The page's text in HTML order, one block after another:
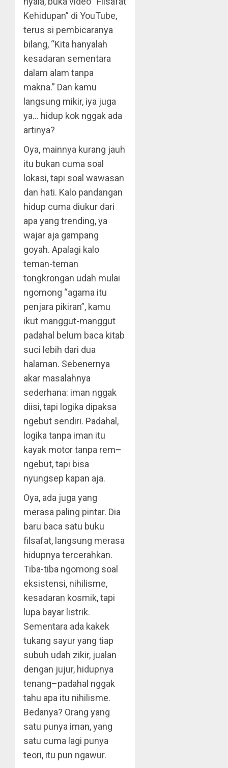
Kehidupan” di YouTube,
terus si pembicaranya
bilang, “Kita hanyalah
kesadaran sementara
dalam alam tanpa
makna.” Dan kamu
langsung mikir, iya juga
ya… hidup kok nggak ada
artinya?
Oya, mainnya kurang jauh
itu bukan cuma soal
lokasi, tapi soal wawasan
dan hati. Kalo pandangan
hidup cuma diukur dari
apa yang trending, ya
wajar aja gampang
goyah. Apalagi kalo
teman-teman
tongkrongan udah mulai
ngomong “agama itu
penjara pikiran”, kamu
ikut manggut-manggut
padahal belum baca kitab
suci lebih dari dua
halaman. Sebenernya
akar masalahnya
sederhana: iman nggak
diisi, tapi logika dipaksa
ngebut sendiri. Padahal,
logika tanpa iman itu
kayak motor tanpa rem–
ngebut, tapi bisa
nyungsep kapan aja.
Oya, ada juga yang
merasa paling pintar. Dia
baru baca satu buku
filsafat, langsung merasa
hidupnya tercerahkan.
Tiba-tiba ngomong soal
eksistensi, nihilisme,
kesadaran kosmik, tapi
lupa bayar listrik.
Sementara ada kakek
tukang sayur yang tiap
subuh udah zikir, jualan
dengan jujur, hidupnya
tenang–padahal nggak
tahu apa itu nihilisme.
Bedanya? Orang yang
satu punya iman, yang
satu cuma lagi punya
teori, itu pun ngawur.